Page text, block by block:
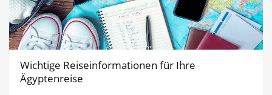
Wichtige Reiseinformationen für Ihre
Ägyptenreise